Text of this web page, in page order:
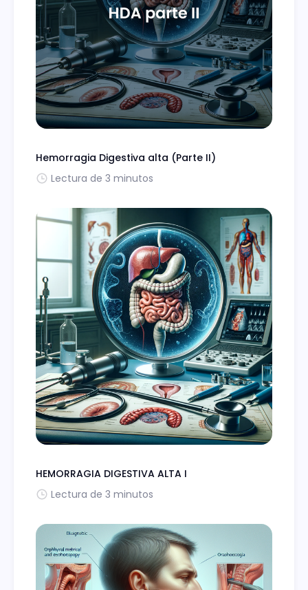
Hemorragia Digestiva alta (Parte II)
Lectura de 3 minutos
HEMORRAGIA DIGESTIVA ALTA I
Lectura de 3 minutos